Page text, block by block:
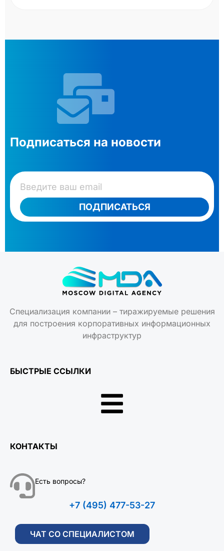
Подписаться на новости
ПОДПИСАТЬСЯ
Специализация компании – тиражируемые решения
для построения корпоративных информационных
инфраструктур
БЫСТРЫЕ ССЫЛКИ
КОНТАКТЫ
Есть вопросы?
+7 (495) 477-53-27
ЧАТ СО СПЕЦИАЛИСТОМ